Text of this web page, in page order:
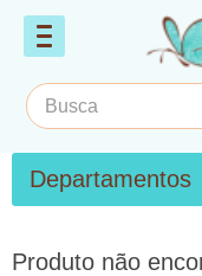
Departamentos
Produto não